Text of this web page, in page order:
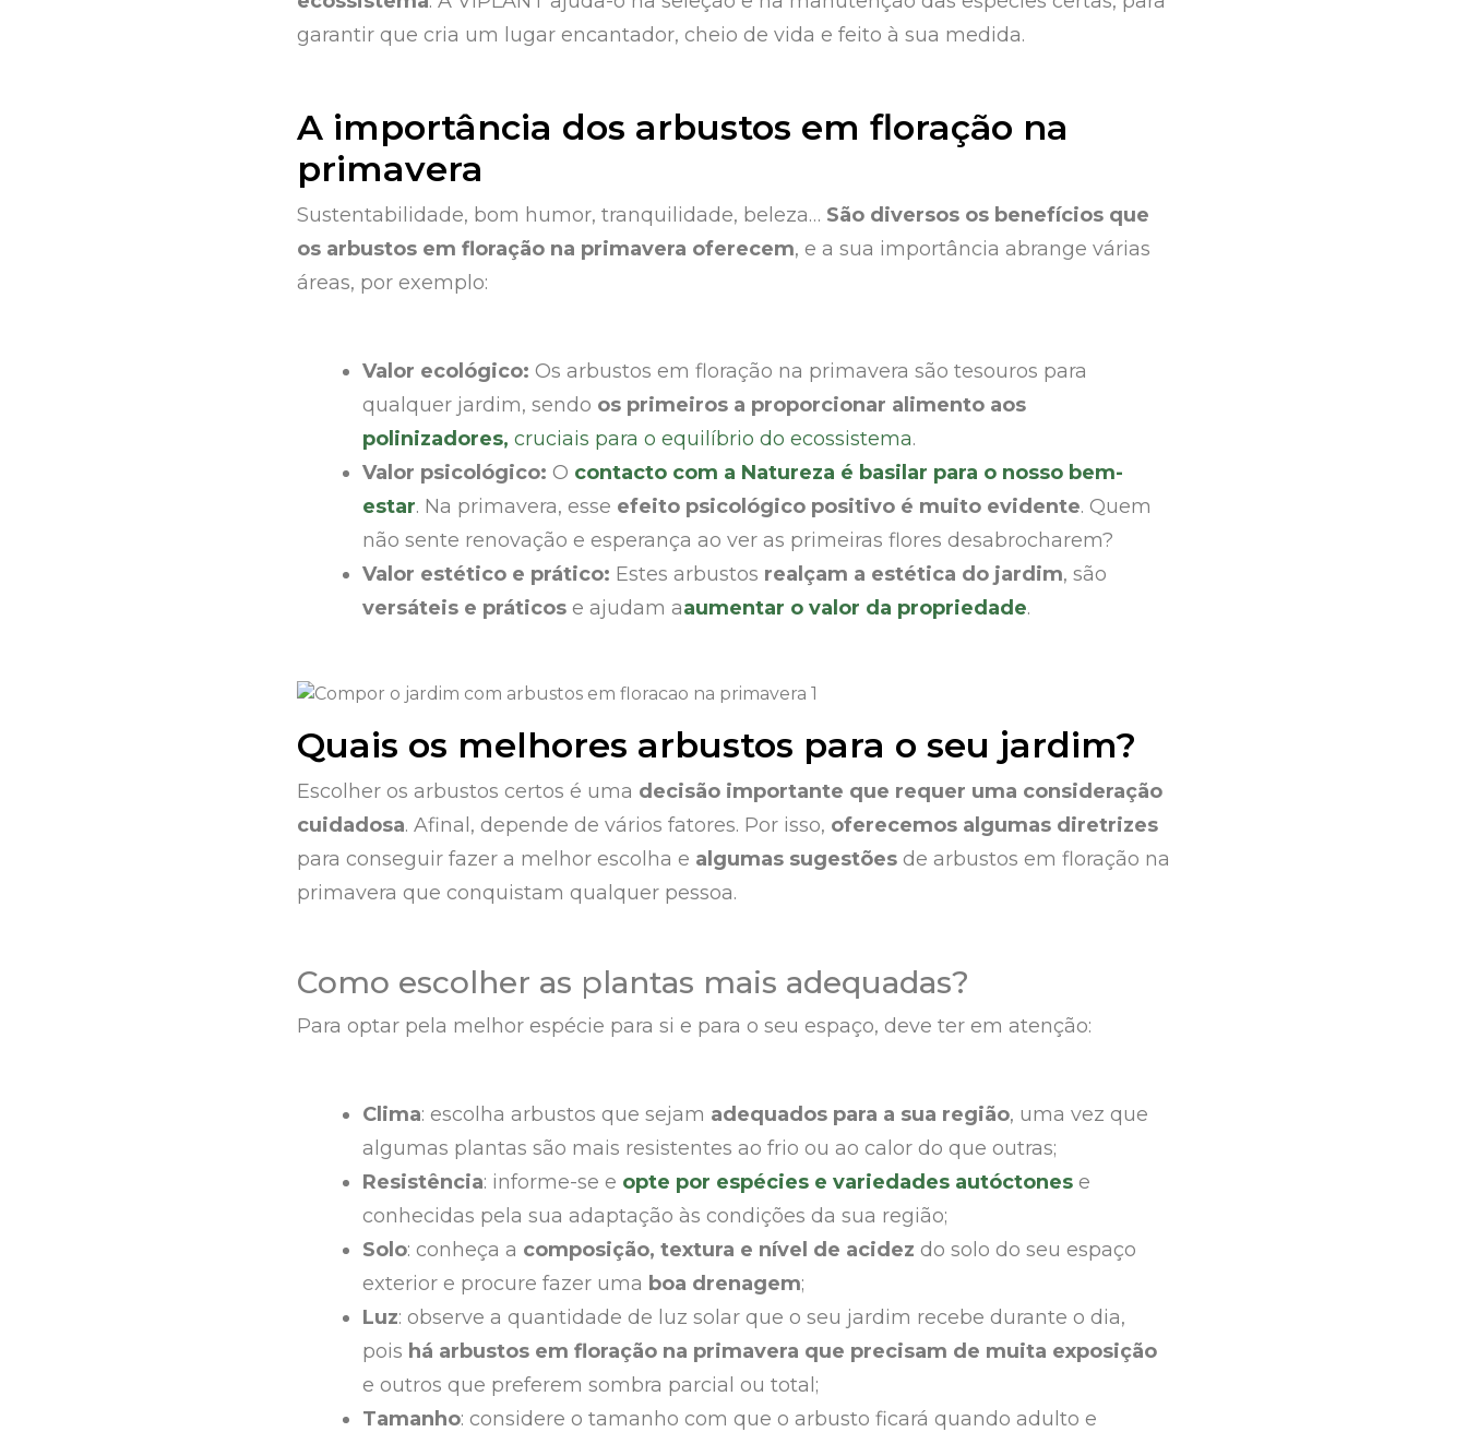
garantir que cria um lugar encantador, cheio de vida e feito à sua medida.
A importância dos arbustos em floração na
primavera
Sustentabilidade, bom humor, tranquilidade, beleza… São diversos os benefícios que
os arbustos em floração na primavera oferecem, e a sua importância abrange várias
áreas, por exemplo:
Valor ecológico: Os arbustos em floração na primavera são tesouros para
qualquer jardim, sendo os primeiros a proporcionar alimento aos
polinizadores, cruciais para o equilíbrio do ecossistema.
Valor psicológico: O contacto com a Natureza é basilar para o nosso bem-
estar. Na primavera, esse efeito psicológico positivo é muito evidente. Quem
não sente renovação e esperança ao ver as primeiras flores desabrocharem?
Valor estético e prático: Estes arbustos realçam a estética do jardim, são
versáteis e práticos e ajudam aaumentar o valor da propriedade.
Quais os melhores arbustos para o seu jardim?
Escolher os arbustos certos é uma decisão importante que requer uma consideração
cuidadosa. Afinal, depende de vários fatores. Por isso, oferecemos algumas diretrizes
para conseguir fazer a melhor escolha e algumas sugestões de arbustos em floração na
primavera que conquistam qualquer pessoa.
Como escolher as plantas mais adequadas?
Para optar pela melhor espécie para si e para o seu espaço, deve ter em atenção:
Clima: escolha arbustos que sejam adequados para a sua região, uma vez que
algumas plantas são mais resistentes ao frio ou ao calor do que outras;
Resistência: informe-se e opte por espécies e variedades autóctones e
conhecidas pela sua adaptação às condições da sua região;
Solo: conheça a composição, textura e nível de acidez do solo do seu espaço
exterior e procure fazer uma boa drenagem;
Luz: observe a quantidade de luz solar que o seu jardim recebe durante o dia,
pois há arbustos em floração na primavera que precisam de muita exposição
e outros que preferem sombra parcial ou total;
Tamanho: considere o tamanho com que o arbusto ficará quando adulto e